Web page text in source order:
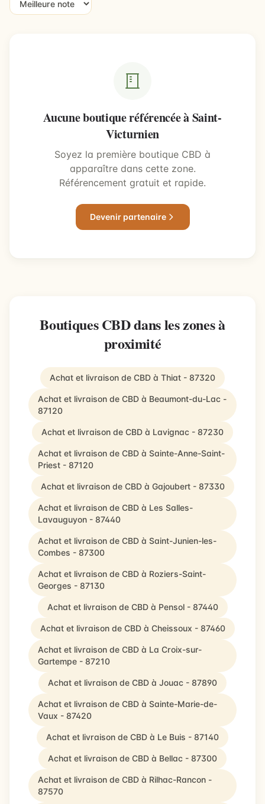
Aucune boutique référencée à Saint-
Victurnien
Soyez la première boutique CBD à
apparaître dans cette zone.
Référencement gratuit et rapide.
Devenir partenaire
Boutiques CBD dans les zones à
proximité
Achat et livraison de CBD à Thiat - 87320
Achat et livraison de CBD à Beaumont-du-Lac -
87120
Achat et livraison de CBD à Lavignac - 87230
Achat et livraison de CBD à Sainte-Anne-Saint-
Priest - 87120
Achat et livraison de CBD à Gajoubert - 87330
Achat et livraison de CBD à Les Salles-
Lavauguyon - 87440
Achat et livraison de CBD à Saint-Junien-les-
Combes - 87300
Achat et livraison de CBD à Roziers-Saint-
Georges - 87130
Achat et livraison de CBD à Pensol - 87440
Achat et livraison de CBD à Cheissoux - 87460
Achat et livraison de CBD à La Croix-sur-
Gartempe - 87210
Achat et livraison de CBD à Jouac - 87890
Achat et livraison de CBD à Sainte-Marie-de-
Vaux - 87420
Achat et livraison de CBD à Le Buis - 87140
Achat et livraison de CBD à Bellac - 87300
Achat et livraison de CBD à Rilhac-Rancon -
87570